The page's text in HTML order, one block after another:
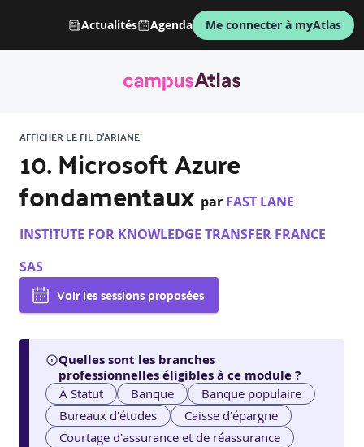
Actualités Agenda Me connecter à myAtlas
AFFICHER LE FIL D'ARIANE
10. Microsoft Azure
fondamentaux par FAST LANE
INSTITUTE FOR KNOWLEDGE TRANSFER FRANCE
SAS
Voir les sessions proposées
Quelles sont les branches
professionnelles éligibles à ce module ?
À Statut Banque
Banque populaire
Bureaux d'études
Caisse d'épargne
Courtage d'assurance et de réassurance